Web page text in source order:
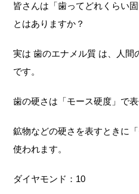
皆さんは「歯ってどれくらい
とはありますか？
実は 歯のエナメル質 は、人間
です。
歯の硬さは「モース硬度」で
鉱物などの硬さを表すときに
使われます。
ダイヤモンド：10